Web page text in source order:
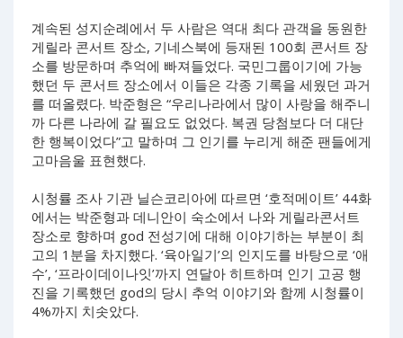
계속된 성지순례에서 두 사람은 역대 최다 관객을 동원한
게릴라 콘서트 장소, 기네스북에 등재된 100회 콘서트 장
소를 방문하며 추억에 빠져들었다. 국민그룹이기에 가능
했던 두 콘서트 장소에서 이들은 각종 기록을 세웠던 과거
를 떠올렸다. 박준형은 “우리나라에서 많이 사랑을 해주니
까 다른 나라에 갈 필요도 없었다. 복권 당첨보다 더 대단
한 행복이었다”고 말하며 그 인기를 누리게 해준 팬들에게
고마음울 표현했다.
시청률 조사 기관 닐슨코리아에 따르면 ‘호적메이트’ 44화
에서는 박준형과 데니안이 숙소에서 나와 게릴라콘서트
장소로 향하며 god 전성기에 대해 이야기하는 부분이 최
고의 1분을 차지했다. ‘육아일기’의 인지도를 바탕으로 ‘애
수’, ‘프라이데이나잇’까지 연달아 히트하며 인기 고공 행
진을 기록했던 god의 당시 추억 이야기와 함께 시청률이
4%까지 치솟았다.